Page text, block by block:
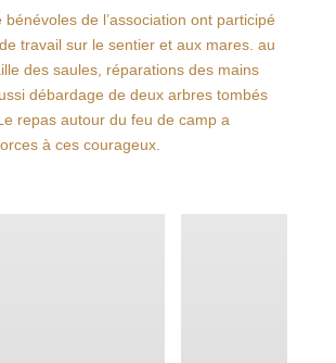
bénévoles de l’association ont participé
travail sur le sentier et aux mares. au
des saules, réparations des mains
débardage de deux arbres tombés
repas autour du feu de camp a
à ces courageux.